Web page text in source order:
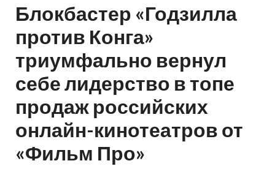
Блокбастер «Годзилла
против Конга»
триумфально вернул
себе лидерство в топе
продаж российских
онлайн-кинотеатров от
«Фильм Про»